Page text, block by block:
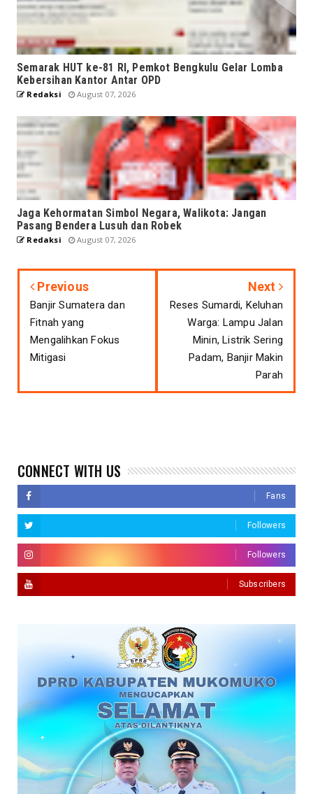
Semarak HUT ke-81 RI, Pemkot Bengkulu Gelar Lomba
Kebersihan Kantor Antar OPD
Redaksi August 07, 2026
Jaga Kehormatan Simbol Negara, Walikota: Jangan
Pasang Bendera Lusuh dan Robek
Redaksi August 07, 2026
Previous
Banjir Sumatera dan
Fitnah yang
Mengalihkan Fokus
Mitigasi
Next
Reses Sumardi, Keluhan
Warga: Lampu Jalan
Minin, Listrik Sering
Padam, Banjir Makin
Parah
CONNECT WITH US
Fans
Followers
Followers
Subscribers